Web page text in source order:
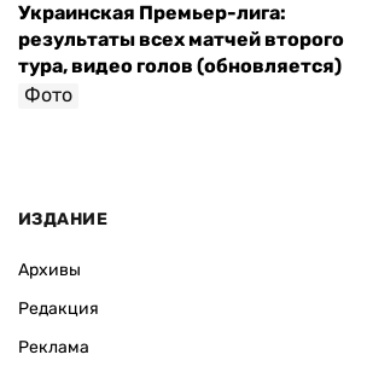
Украинская Премьер-лига:
результаты всех матчей второго
тура, видео голов (обновляется)
Фото
ИЗДАНИЕ
Архивы
Редакция
Реклама